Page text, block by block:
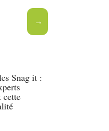
Snag it :
cette